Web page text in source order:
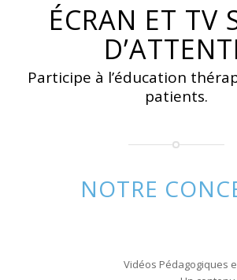
ÉCRAN ET TV
Participe à l’éducation
patients.
NOTRE
Vidéos Pédagogiques